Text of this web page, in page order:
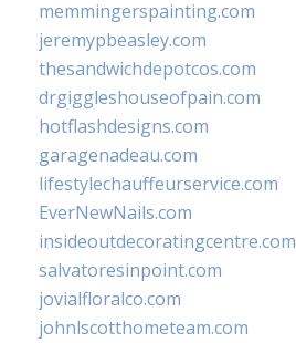
memmingerspainting.com
jeremypbeasley.com
thesandwichdepotcos.com
drgiggleshouseofpain.com
hotflashdesigns.com
garagenadeau.com
lifestylechauffeurservice.com
EverNewNails.com
insideoutdecoratingcentre.com
salvatoresinpoint.com
jovialfloralco.com
johnlscotthometeam.com